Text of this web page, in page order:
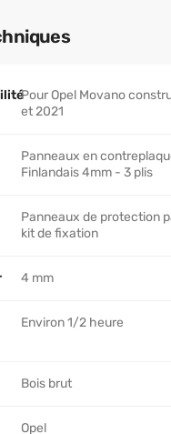
Pour Opel Movano
et 2021
Panneaux en
Finlandais 4mm - 3 plis
Panneaux de protection
kit de fixation
4 mm
Environ 1/2 heure
Bois brut
Opel